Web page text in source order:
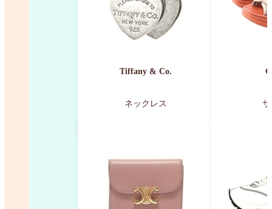
Tiffany & Co.
ネックレス